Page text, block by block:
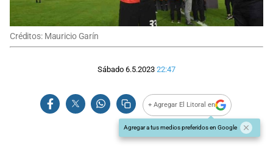
Créditos: Mauricio Garín
Sábado 6.5.2023 22:47
+ Agregar El Litoral en
Agregar a tus medios preferidos en Google